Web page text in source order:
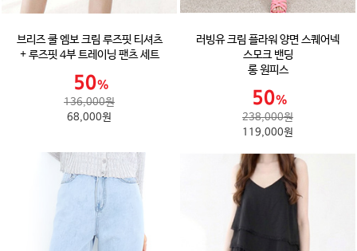
브리즈 쿨 엠보 크림 루즈핏 티셔츠
+ 루즈핏 4부 트레이닝 팬츠 세트
136,000원
68,000원
러빙유 크림 플라워 양면 스퀘어넥
스모크 밴딩
롱 원피스
238,000원
119,000원